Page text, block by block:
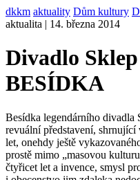
dkkm aktuality Dům kultury
aktualita | 14. března 2014
Divadlo
BESÍDKA
Besídka legendárního divadla
revuální představení,
let, onehdy ještě
prostě mimo „masovou
čtyřicet let a invence, smysl